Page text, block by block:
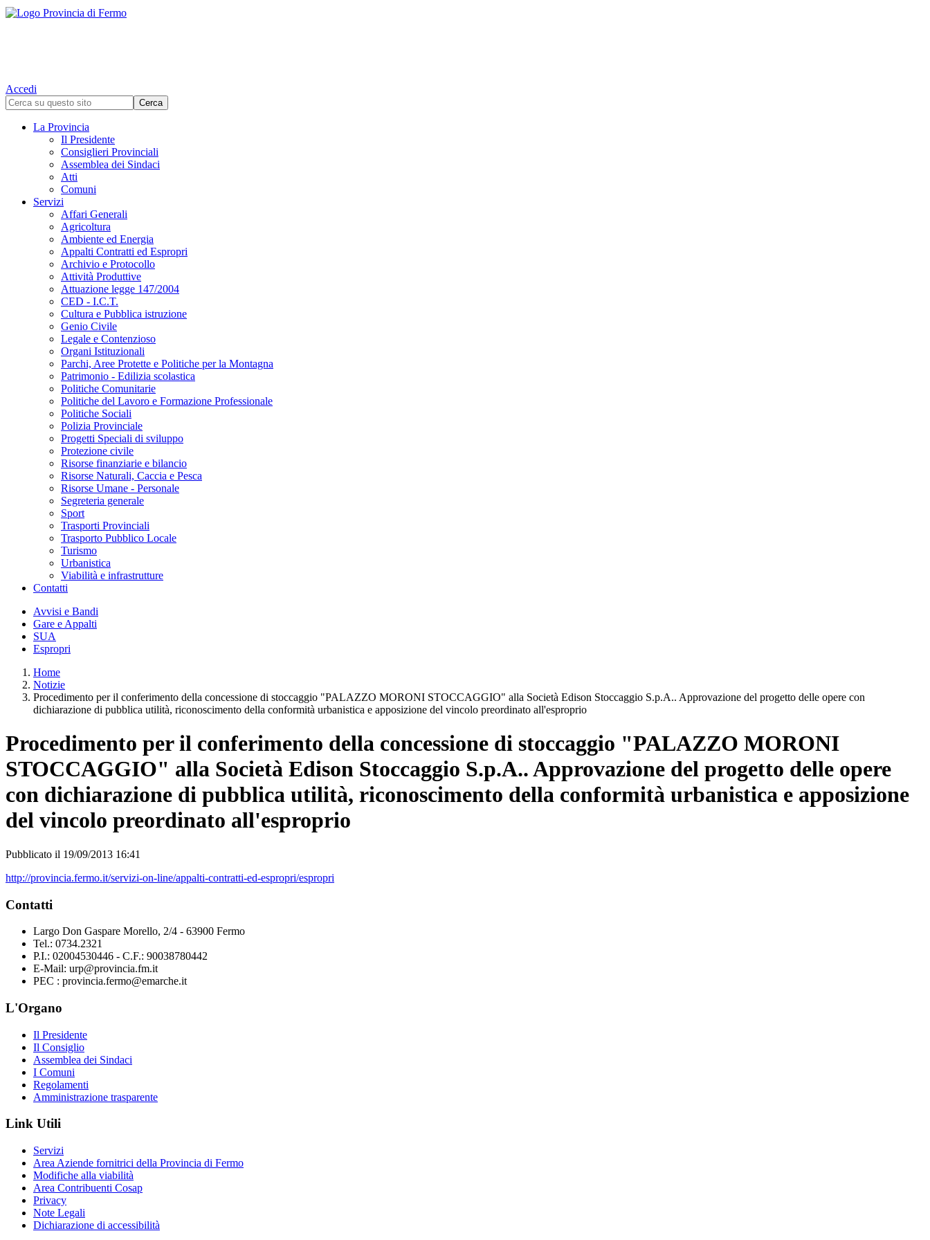
Accedi
La Provincia
Il Presidente
Consiglieri Provinciali
Assemblea dei Sindaci
Atti
Comuni
Servizi
Affari Generali
Agricoltura
Ambiente ed Energia
Appalti Contratti ed Espropri
Archivio e Protocollo
Attività Produttive
Attuazione legge 147/2004
CED - I.C.T.
Cultura e Pubblica istruzione
Genio Civile
Legale e Contenzioso
Organi Istituzionali
Parchi, Aree Protette e Politiche per la Montagna
Patrimonio - Edilizia scolastica
Politiche Comunitarie
Politiche del Lavoro e Formazione Professionale
Politiche Sociali
Polizia Provinciale
Progetti Speciali di sviluppo
Protezione civile
Risorse finanziarie e bilancio
Risorse Naturali, Caccia e Pesca
Risorse Umane - Personale
Segreteria generale
Sport
Trasporti Provinciali
Trasporto Pubblico Locale
Turismo
Urbanistica
Viabilità e infrastrutture
Contatti
Avvisi e Bandi
Gare e Appalti
SUA
Espropri
Home
Notizie
Procedimento per il conferimento della concessione di stoccaggio "PALAZZO MORONI STOCCAGGIO" alla Società Edison Stoccaggio S.p.A.. Approvazione del progetto delle opere con
dichiarazione di pubblica utilità, riconoscimento della conformità urbanistica e apposizione del vincolo preordinato all'esproprio
Procedimento per il conferimento della concessione di stoccaggio "PALAZZO MORONI
STOCCAGGIO" alla Società Edison Stoccaggio S.p.A.. Approvazione del progetto delle opere
con dichiarazione di pubblica utilità, riconoscimento della conformità urbanistica e apposizione
del vincolo preordinato all'esproprio
Pubblicato il 19/09/2013 16:41
http://provincia.fermo.it/servizi-on-line/appalti-contratti-ed-espropri/espropri
Contatti
Largo Don Gaspare Morello, 2/4 - 63900 Fermo
Tel.: 0734.2321
P.I.: 02004530446 - C.F.: 90038780442
E-Mail: urp@provincia.fm.it
PEC : provincia.fermo@emarche.it
L'Organo
Il Presidente
Il Consiglio
Assemblea dei Sindaci
I Comuni
Regolamenti
Amministrazione trasparente
Link Utili
Servizi
Area Aziende fornitrici della Provincia di Fermo
Modifiche alla viabilità
Area Contribuenti Cosap
Privacy
Note Legali
Dichiarazione di accessibilità